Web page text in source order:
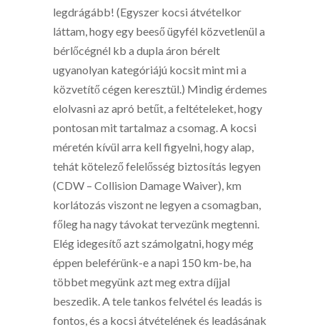
legdrágább! (Egyszer kocsi átvételkor
láttam, hogy egy beeső ügyfél közvetlenül a
bérlőcégnél kb a dupla áron bérelt
ugyanolyan kategóriájú kocsit mint mi a
közvetítő cégen keresztül.) Mindig érdemes
elolvasni az apró betűt, a feltételeket, hogy
pontosan mit tartalmaz a csomag. A kocsi
méretén kívül arra kell figyelni, hogy alap,
tehát kötelező felelősség biztosítás legyen
(CDW – Collision Damage Waiver), km
korlátozás viszont ne legyen a csomagban,
főleg ha nagy távokat tervezünk megtenni.
Elég idegesítő azt számolgatni, hogy még
éppen beleférünk-e a napi 150 km-be, ha
többet megyünk azt meg extra díjjal
beszedik. A tele tankos felvétel és leadás is
fontos, és a kocsi átvételének és leadásának